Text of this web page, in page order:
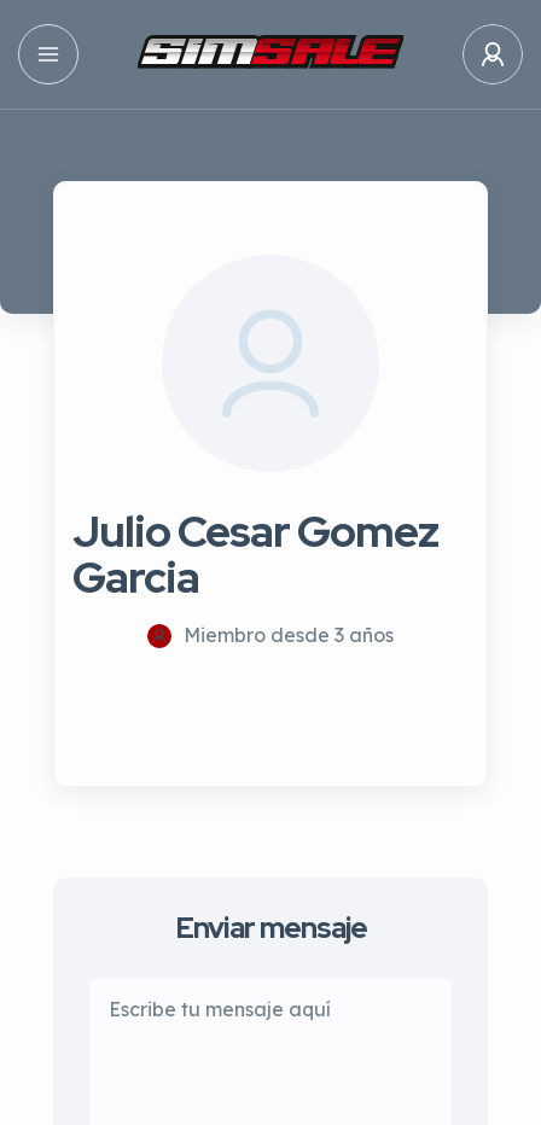
Julio Cesar Gomez
Garcia
Miembro desde 3 años
Enviar mensaje